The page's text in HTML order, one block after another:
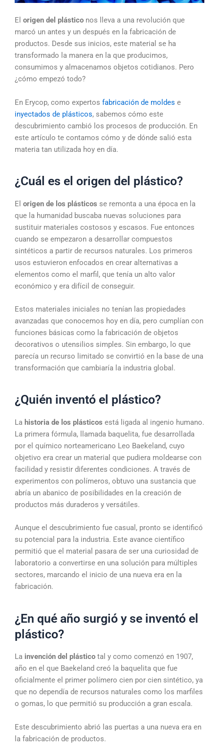
El origen del plástico nos lleva a una revolución que
marcó un antes y un después en la fabricación de
productos. Desde sus inicios, este material se ha
transformado la manera en la que producimos,
consumimos y almacenamos objetos cotidianos. Pero
¿cómo empezó todo?
En Erycop, como expertos fabricación de moldes e
inyectados de plásticos, sabemos cómo este
descubrimiento cambió los procesos de producción. En
este artículo te contamos cómo y de dónde salió esta
materia tan utilizada hoy en día.
¿Cuál es el origen del plástico?
El origen de los plásticos se remonta a una época en la
que la humanidad buscaba nuevas soluciones para
sustituir materiales costosos y escasos. Fue entonces
cuando se empezaron a desarrollar compuestos
sintéticos a partir de recursos naturales. Los primeros
usos estuvieron enfocados en crear alternativas a
elementos como el marfil, que tenía un alto valor
económico y era difícil de conseguir.
Estos materiales iniciales no tenían las propiedades
avanzadas que conocemos hoy en día, pero cumplían con
funciones básicas como la fabricación de objetos
decorativos o utensilios simples. Sin embargo, lo que
parecía un recurso limitado se convirtió en la base de una
transformación que cambiaría la industria global.
¿Quién inventó el plástico?
La historia de los plásticos está ligada al ingenio humano.
La primera fórmula, llamada baquelita, fue desarrollada
por el químico norteamericano Leo Baekeland, cuyo
objetivo era crear un material que pudiera moldearse con
facilidad y resistir diferentes condiciones. A través de
experimentos con polímeros, obtuvo una sustancia que
abría un abanico de posibilidades en la creación de
productos más duraderos y versátiles.
Aunque el descubrimiento fue casual, pronto se identificó
su potencial para la industria. Este avance científico
permitió que el material pasara de ser una curiosidad de
laboratorio a convertirse en una solución para múltiples
sectores, marcando el inicio de una nueva era en la
fabricación.
¿En qué año surgió y se inventó el
plástico?
La invención del plástico tal y como comenzó en 1907,
año en el que Baekeland creó la baquelita que fue
oficialmente el primer polímero cien por cien sintético, ya
que no dependía de recursos naturales como los marfiles
o gomas, lo que permitió su producción a gran escala.
Este descubrimiento abrió las puertas a una nueva era en
la fabricación de productos.